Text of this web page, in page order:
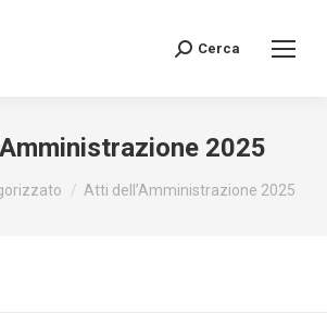
Search:
Cerca
2025
Atti dell’Amministrazione 2025